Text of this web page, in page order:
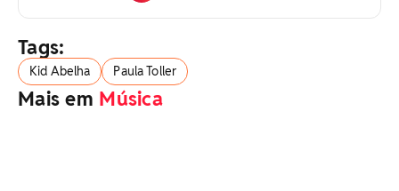
Tags:
Kid Abelha Paula Toller
Mais em Música